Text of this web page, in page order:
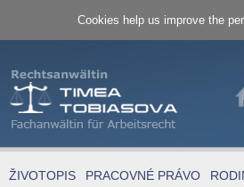
Cookies help us improve the
ŽIVOTOPIS PRACOVNÉ PRÁVO